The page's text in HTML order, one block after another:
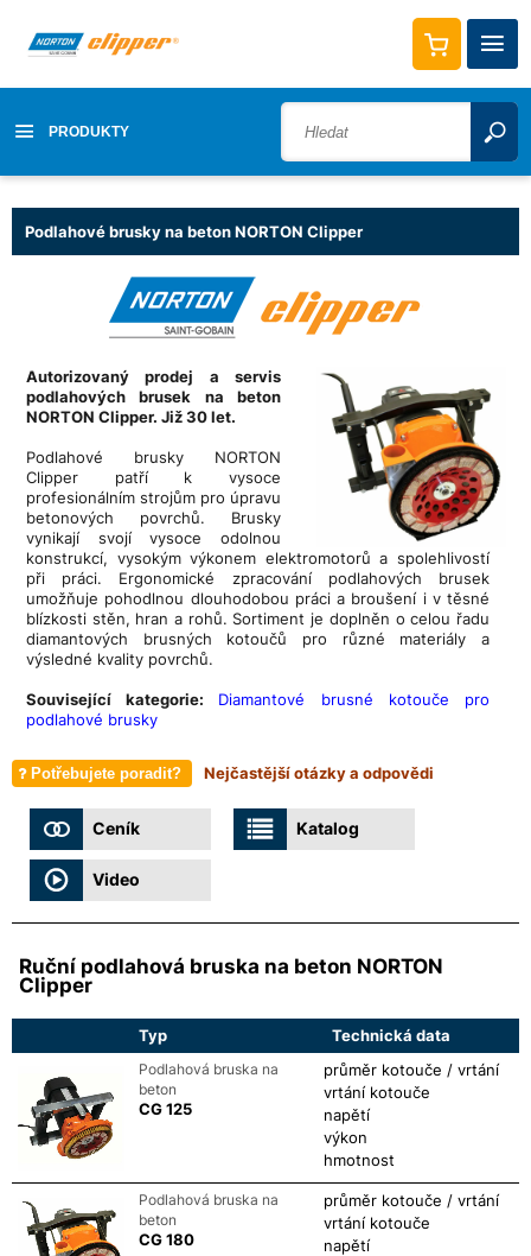
PRODUKTY
Podlahové brusky na beton NORTON Clipper
Autorizovaný prodej a servis
podlahových brusek na beton
NORTON Clipper. Již 30 let.
Podlahové brusky NORTON
Clipper patří k vysoce
profesionálním strojům pro úpravu
betonových povrchů. Brusky
vynikají svojí vysoce odolnou
konstrukcí, vysokým výkonem elektromotorů a spolehlivostí
při práci. Ergonomické zpracování podlahových brusek
umožňuje pohodlnou dlouhodobou práci a broušení i v těsné
blízkosti stěn, hran a rohů. Sortiment je doplněn o celou řadu
diamantových brusných kotoučů pro různé materiály a
výsledné kvality povrchů.
Související kategorie: Diamantové brusné kotouče pro
podlahové brusky
Potřebujete poradit? Nejčastější otázky a odpovědi
Ceník Katalog
Video
Ruční podlahová bruska na beton NORTON
Clipper
Typ Technická data
Podlahová bruska na
beton
CG 125
průměr kotouče / vrtání
vrtání kotouče
napětí
výkon
hmotnost
Podlahová bruska na
beton
CG 180
průměr kotouče / vrtání
vrtání kotouče
napětí